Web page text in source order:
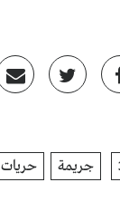
جريمة حريات